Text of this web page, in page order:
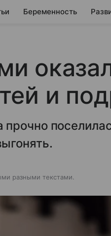
Беременность
и
прочно
разными текстами.